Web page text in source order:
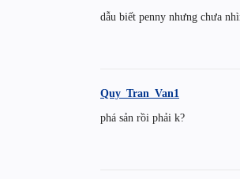
dẫu biết penny nhưng chưa
Quy_Tran_Van1
phá sản rồi phải k?